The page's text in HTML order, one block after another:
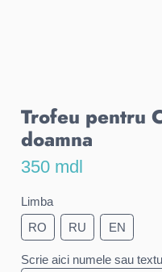
Trofeu pentru
doamna
350 mdl
Limba
RO
RU EN
Scrie aici numele sau